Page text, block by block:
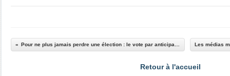
Retour à l'accueil